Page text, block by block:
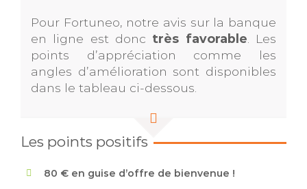
Pour Fortuneo, notre avis sur la banque
en ligne est donc très favorable . Les
points d’appréciation comme les
angles d’amélioration sont disponibles
dans le tableau ci-dessous.
Les points positifs
80 € en guise d’offre de bienvenue !